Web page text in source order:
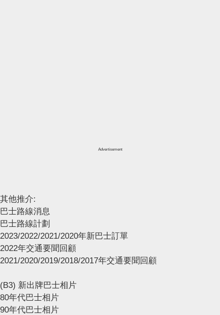
Advertisement
其他推介:
巴士路線消息
巴士路線計劃
2023/2022/2021/2020年新巴士訂單
2022年交通要聞回顧
2021/2020/2019/2018/2017年交通要聞回顧
(B3) 新出牌巴士相片
80年代巴士相片
90年代巴士相片